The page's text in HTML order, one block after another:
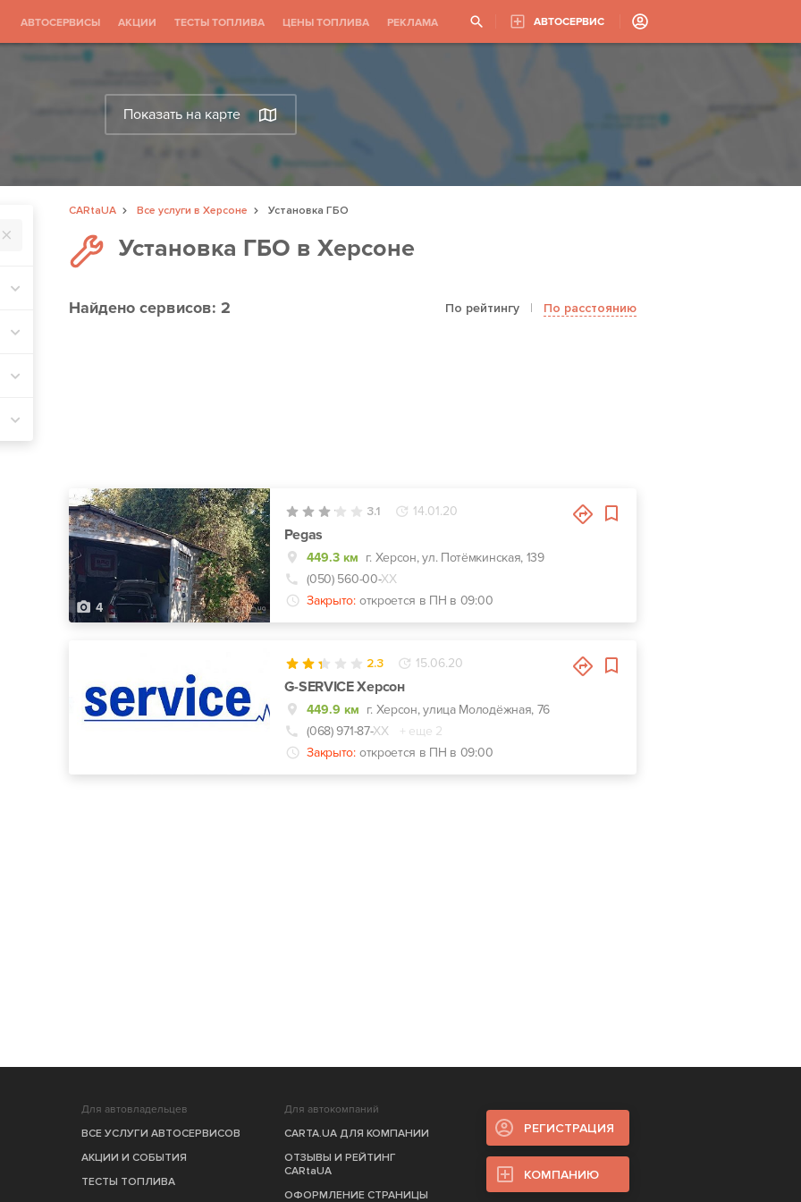
АВТОСЕРВИСЫ АКЦИИ ТЕСТЫ ТОПЛИВА ЦЕНЫ ТОПЛИВА РЕКЛАМА АВТОСЕРВИС
Показать на карте
CARtaUA Все услуги в Херсоне
Установка ГБО
Установка ГБО в Херсоне
Найденосервисов: 2 По рейтингу | По расстоянию
4
3.1 14.01.20
Pegas
449.3 км г. Херсон, ул. Потёмкинская, 139
(050) 560-00-ХХ
Закрыто: откроется в ПН в 09:00
2.3 15.06.20
G-SERVICE Херсон
449.9 км г. Херсон, улица Молодёжная, 76
(068) 971-87-ХХ
+ еще 2
Закрыто: откроется в ПН в 09:00
Для автовладельцев
ВСЕ УСЛУГИ АВТОСЕРВИСОВ
АКЦИИ И СОБЫТИЯ
ТЕСТЫ ТОПЛИВА
Для автокомпаний
CARTA.UA ДЛЯ КОМПАНИИ
ОТЗЫВЫ И РЕЙТИНГ
CARtaUA
ОФОРМЛЕНИЕ СТРАНИЦЫ
РЕГИСТРАЦИЯ
КОМПАНИЮ